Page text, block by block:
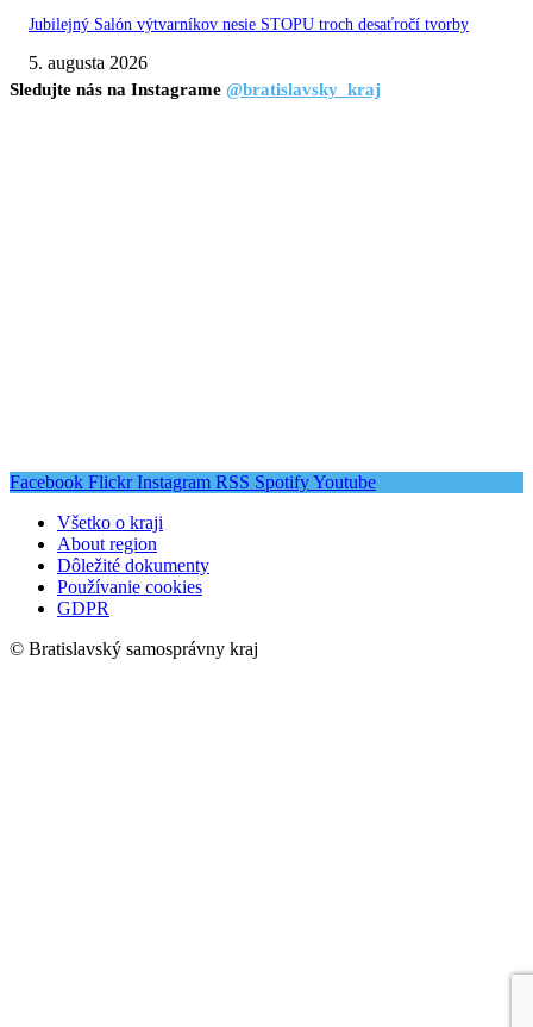
Jubilejný Salón výtvarníkov nesie STOPU troch desaťročí tvorby
5. augusta 2026
Sledujte nás na Instagrame @bratislavsky_kraj
Facebook Flickr Instagram RSS SpotifyYoutube
Všetko o kraji
About region
Dôležité dokumenty
Používanie cookies
GDPR
© Bratislavský samosprávny kraj